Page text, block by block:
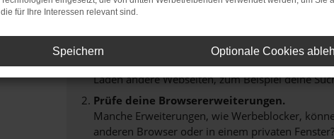
Hier sind ein paar Tipps, die dir helfen können:
Überprüfe deine Firewall und deine
Laden andere Webseiten, zum Beispiel deine
Prüfe deine Browsererweiterungen.
Manche Erweiterungen, wie Werbeblocker,
anderen Browser oder in einem privaten Fenster?
die für Ihre Interessen relevant sind.
Speichern Optionale Cookies